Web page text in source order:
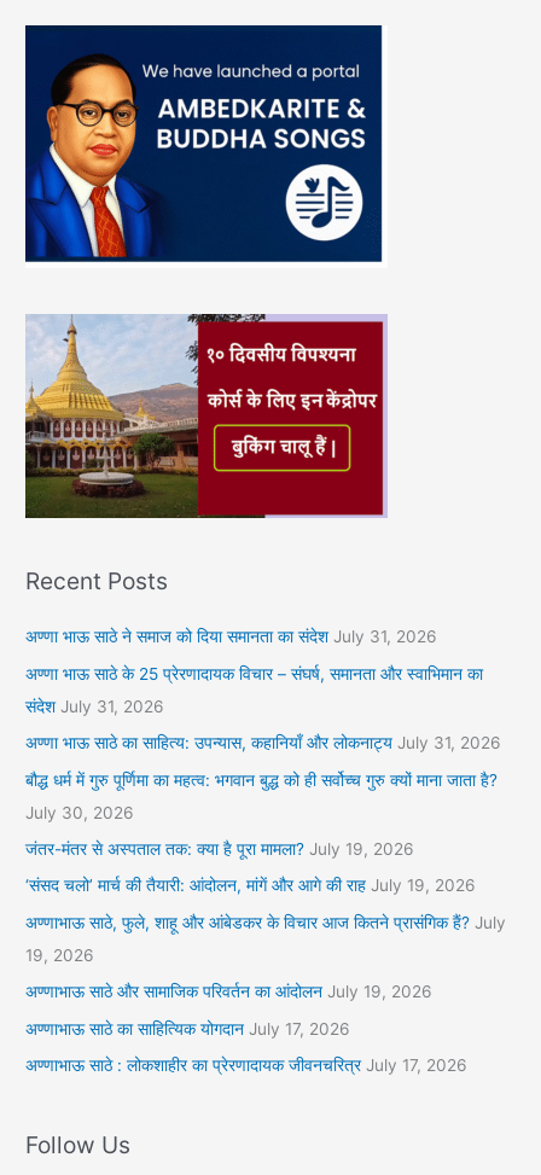
Recent Posts
अण्णा भाऊ साठे ने समाज को दिया समानता का संदेश July 31, 2026
अण्णा भाऊ साठे के 25 प्रेरणादायक विचार – संघर्ष, समानता और स्वाभिमान का
संदेश July 31, 2026
अण्णा भाऊ साठे का साहित्य: उपन्यास, कहानियाँ और लोकनाट्य July 31, 2026
बौद्ध धर्म में गुरु पूर्णिमा का महत्व: भगवान बुद्ध को ही सर्वोच्च गुरु क्यों माना जाता है?
July 30, 2026
जंतर-मंतर से अस्पताल तक: क्या है पूरा मामला? July 19, 2026
‘संसद चलो’ मार्च की तैयारी: आंदोलन, मांगें और आगे की राह July 19, 2026
अण्णाभाऊ साठे, फुले, शाहू और आंबेडकर के विचार आज कितने प्रासंगिक हैं? July
19, 2026
अण्णाभाऊ साठे और सामाजिक परिवर्तन का आंदोलन July 19, 2026
अण्णाभाऊ साठे का साहित्यिक योगदान July 17, 2026
अण्णाभाऊ साठे : लोकशाहीर का प्रेरणादायक जीवनचरित्र July 17, 2026
Follow Us